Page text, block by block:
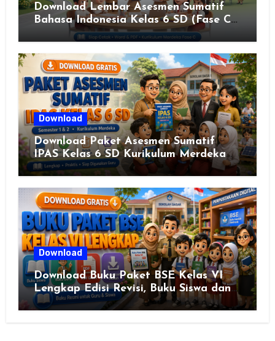
Download Lembar Asesmen Sumatif
Bahasa Indonesia Kelas 6 SD (Fase C)
– Bank Soal & Rubrik Penilaian
Download
Download Paket Asesmen Sumatif
IPAS Kelas 6 SD Kurikulum Merdeka
Lengkap Semester 1 & 2
Download
Download Buku Paket BSE Kelas VI
Lengkap Edisi Revisi, Buku Siswa dan
Buku Guru Semua Mata Pelajaran